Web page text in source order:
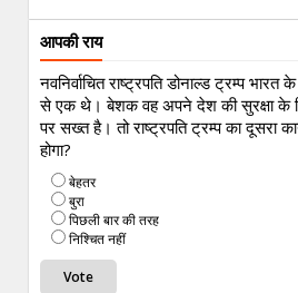
आपकी राय
नवनिर्वाचित राष्ट्रपति डोनाल्ड ट्रम्प भारत
से एक थे। बेशक वह अपने देश की सुरक्षा के
पर सख्त है। तो राष्ट्रपति ट्रम्प का दूसरा
होगा?
बेहतर
बुरा
पिछली बार की तरह
निश्चित नहीं